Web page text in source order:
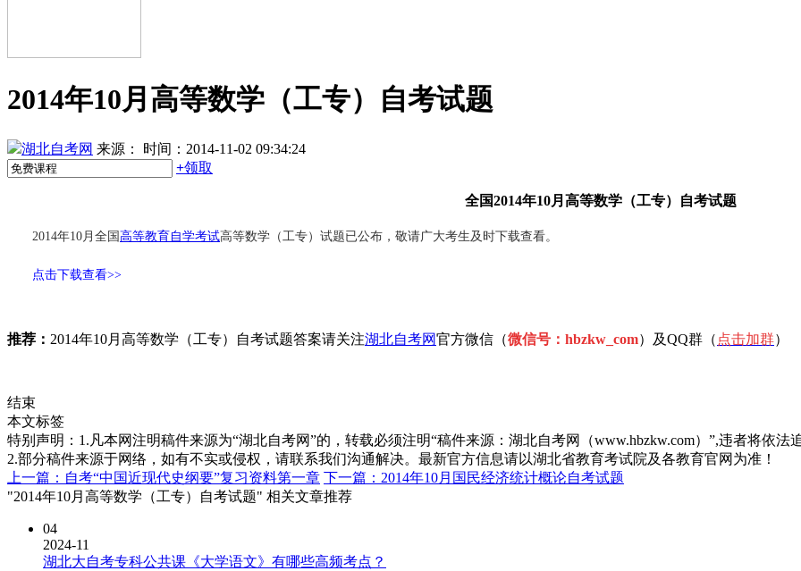
2014年10月高等数学（工专）自考试题
湖北自考网 来源：
时间：2014-11-02 09:34:24
+领取
全国2014年10月高等数学（工专）自考试题
2014年10月全国 高等教育自学考试高等数学（工专）试题已公布，敬请广大考生及时下载查看。
点击下载查看>>
推荐： 2014年10月高等数学（工专）自考试题答案请关注湖北自考网官方微信（微信号：hbzkw_com）及QQ群（ 点击加群）
结束
本文标签
特别声明：1.凡本网注明稿件来源为“湖北自考网”的，转载必须注明“稿件来源：湖北自考网（www.hbzkw.com）”,违者将依法
2.部分稿件来源于网络，如有不实或侵权，请联系我们沟通解决。最新官方信息请以湖北省教育考试院及各教育官网为准！
上一篇：自考“中国近现代史纲要”复习资料第一章 下一篇：2014年10月国民经济统计概论自考试题
"2014年10月高等数学（工专）自考试题" 相关文章推荐
04
2024-11
湖北大自考专科公共课《大学语文》有哪些高频考点？